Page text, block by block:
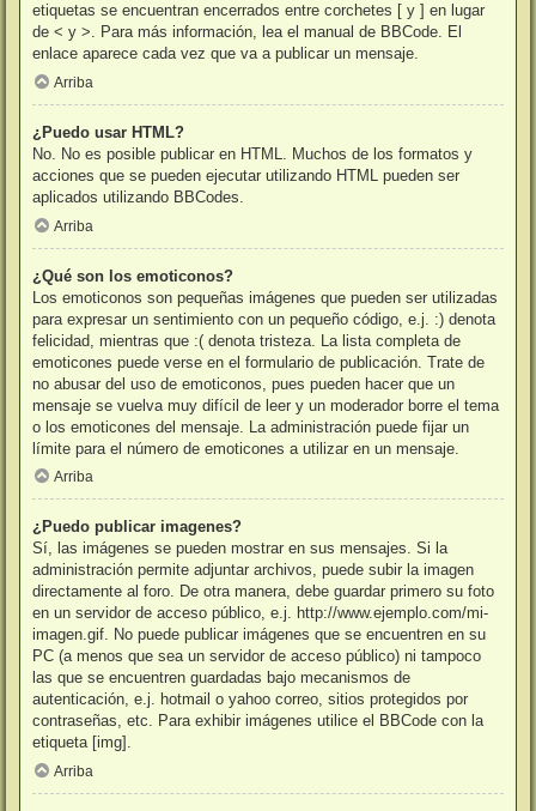
etiquetas se encuentran encerrados entre corchetes [ y ] en lugar
de < y >. Para más información, lea el manual de BBCode. El
enlace aparece cada vez que va a publicar un mensaje.
Arriba
¿Puedo usar HTML?
No. No es posible publicar en HTML. Muchos de los formatos y
acciones que se pueden ejecutar utilizando HTML pueden ser
aplicados utilizando BBCodes.
Arriba
¿Qué son los emoticonos?
Los emoticonos son pequeñas imágenes que pueden ser utilizadas
para expresar un sentimiento con un pequeño código, e.j. :) denota
felicidad, mientras que :( denota tristeza. La lista completa de
emoticones puede verse en el formulario de publicación. Trate de
no abusar del uso de emoticonos, pues pueden hacer que un
mensaje se vuelva muy difícil de leer y un moderador borre el tema
o los emoticones del mensaje. La administración puede fijar un
límite para el número de emoticones a utilizar en un mensaje.
Arriba
¿Puedo publicar imagenes?
Sí, las imágenes se pueden mostrar en sus mensajes. Si la
administración permite adjuntar archivos, puede subir la imagen
directamente al foro. De otra manera, debe guardar primero su foto
en un servidor de acceso público, e.j. http://www.ejemplo.com/mi-
imagen.gif. No puede publicar imágenes que se encuentren en su
PC (a menos que sea un servidor de acceso público) ni tampoco
las que se encuentren guardadas bajo mecanismos de
autenticación, e.j. hotmail o yahoo correo, sitios protegidos por
contraseñas, etc. Para exhibir imágenes utilice el BBCode con la
etiqueta [img].
Arriba